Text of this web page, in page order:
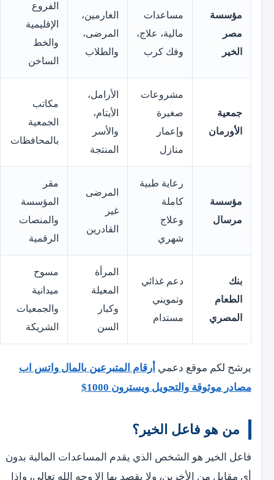
مؤسسة
مصر
الخير
مساعدات
مالية، علاج،
وفك كرب
الغارمين،
المرضى،
والطلاب
الفروع
الإقليمية
والخط
الساخن
جمعية
الأورمان
مشروعات
صغيرة
وإعمار
منازل
الأرامل،
الأيتام،
والأسر
المنتجة
مكاتب
الجمعية
بالمحافظات
مؤسسة
مرسال
رعاية طبية
كاملة
وعلاج
شهري
المرضى
غير
القادرين
مقر
المؤسسة
والمنصات
الرقمية
بنك
الطعام
المصري
دعم غذائي
وتمويني
مستدام
المرأة
المعيلة
وكبار
السن
مسوح
ميدانية
والجمعيات
الشريكة
يرشح لكم موقع دعمي أرقام المتبرعين بالمال واتس اب
مصادر موثوقة والتحويل ويسترون 1000$
من هو فاعل الخير؟
فاعل الخير هو الشخص الذي يقدم المساعدات المالية بدون
أي مقابل من الأخرين، ولا يقصد بها إلا وجه الله تعالى، وإذا